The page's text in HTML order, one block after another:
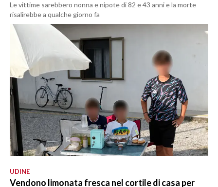
Le vittime sarebbero nonna e nipote di 82 e 43 anni e la morte
risalirebbe a qualche giorno fa
UDINE
Vendono limonata fresca nel cortile di casa per